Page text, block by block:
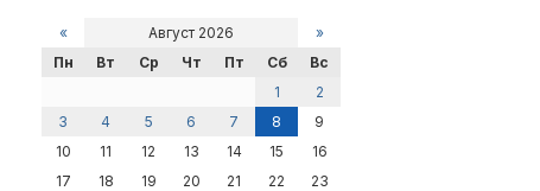
« Август 2026
»
Пн
Вт Ср Чт Пт Сб
Вс
1
2
3
4 5 6 7 8
9
10
11 12 13 14 15
16
17
18 19 20 21 22
23